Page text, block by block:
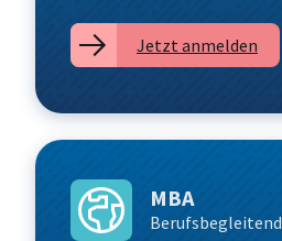
Jetzt anmelden
MBA
Berufsbegleitend